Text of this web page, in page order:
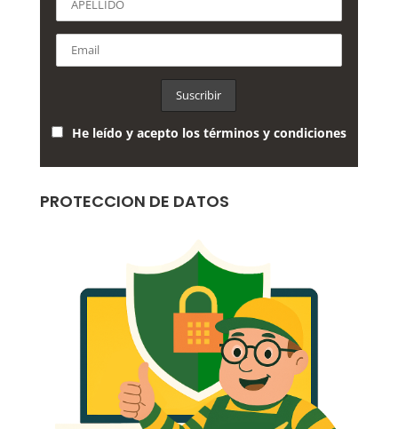
He leído y acepto los términos y condiciones
PROTECCION DE DATOS